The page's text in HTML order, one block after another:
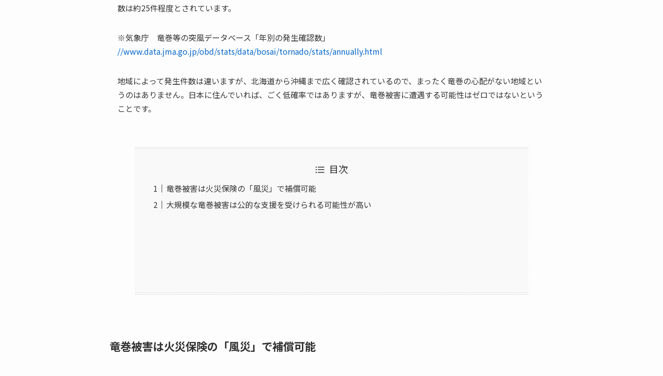
数は約25件程度とされています。
※気象庁 竜巻等の突風データベース「年別の発生確認数」
//www.data.jma.go.jp/obd/stats/data/bosai/tornado/stats/annually.html
地域によって発生件数は違いますが、北海道から沖縄まで広く確認されているので、まったく竜巻の心配がない地域とい
うのはありません。日本に住んでいれば、ごく低確率ではありますが、竜巻被害に遭遇する可能性はゼロではないという
ことです。
目次
竜巻被害は火災保険の「風災」で補償可能
大規模な竜巻被害は公的な支援を受けられる可能性が高い
竜巻被害は火災保険の「風災」で補償可能